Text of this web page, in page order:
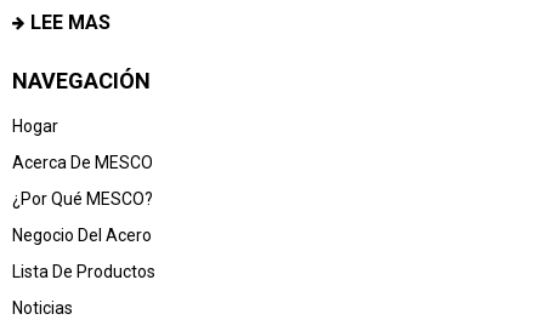
LEE MAS
NAVEGACIÓN
Hogar
Acerca De MESCO
¿Por Qué MESCO?
Negocio Del Acero
Lista De Productos
Noticias